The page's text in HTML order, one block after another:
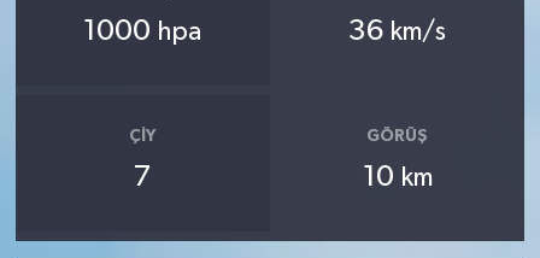
1000 hpa 36 km/s
ÇIY
7
GÖRÜŞ
10 km